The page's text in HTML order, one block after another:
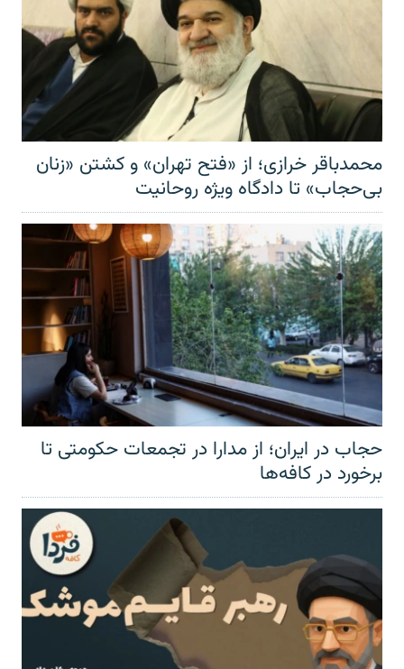
محمدباقر خرازی؛ از «فتح تهران» و کشتن «زنان
بی‌حجاب» تا دادگاه ویژه روحانیت
حجاب در ایران؛ از مدارا در تجمعات حکومتی تا
برخورد در کافه‌ها